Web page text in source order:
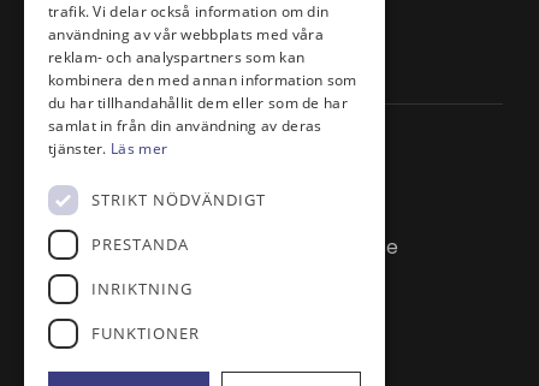
LÄNKAR
Golf.se
KONTAKT
264 51 Ljungbyhed
klubben@ljungbyhedsgk.se
Bankgiro: 497-0380
trafik. Vi delar också information om din
användning av vår webbplats med våra
reklam- och analyspartners som kan
kombinera den med annan information som
du har tillhandahållit dem eller som de har
samlat in från din användning av deras
tjänster. Läs mer
STRIKT NÖDVÄNDIGT
PRESTANDA
INRIKTNING
FUNKTIONER